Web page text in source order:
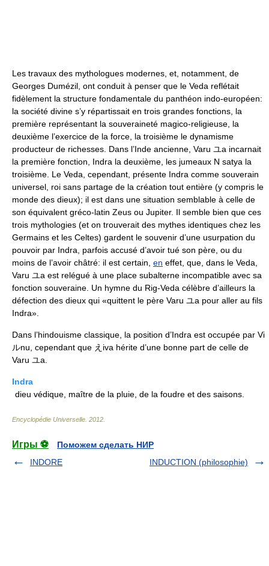
Les travaux des mythologues modernes, et, notamment, de
Georges Dumézil, ont conduit à penser que le Veda reflétait
fidèlement la structure fondamentale du panthéon indo-européen:
la société divine s’y répartissait en trois grandes fonctions, la
première représentant la souveraineté magico-religieuse, la
deuxième l’exercice de la force, la troisième le dynamisme
producteur de richesses. Dans l’Inde ancienne, Varu ユa incarnait
la première fonction, Indra la deuxième, les jumeaux N satya la
troisième. Le Veda, cependant, présente Indra comme souverain
universel, roi sans partage de la création tout entière (y compris le
monde des dieux); il est dans une situation semblable à celle de
son équivalent gréco-latin Zeus ou Jupiter. Il semble bien que ces
trois mythologies (et on trouverait des mythes identiques chez les
Germains et les Celtes) gardent le souvenir d’une usurpation du
pouvoir par Indra, parfois accusé d’avoir tué son père, ou du
moins de l’avoir châtré: il est certain, en effet, que, dans le Veda,
Varu ユa est relégué à une place subalterne incompatible avec sa
fonction souveraine. Un hymne du Rig-Veda célèbre d’ailleurs la
défection des dieux qui «quittent le père Varu ユa pour aller au fils
Indra».
Dans l’hindouisme classique, la position d’Indra est occupée par Vi
ルnu, cependant que えiva hérite d’une bonne part de celle de
Varu ユa.
Indra
dieu védique, maître de la pluie, de la foudre et des saisons.
Encyclopédie Universelle 2012
Игры ⚽
Поможем сделать НИР
INDORE
INDUCTION (philosophie)